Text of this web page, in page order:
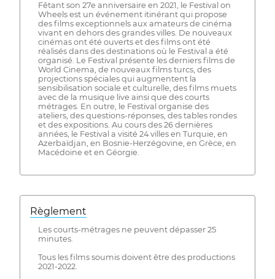
Fêtant son 27e anniversaire en 2021, le Festival on
Wheels est un événement itinérant qui propose
des films exceptionnels aux amateurs de cinéma
vivant en dehors des grandes villes. De nouveaux
cinémas ont été ouverts et des films ont été
réalisés dans des destinations où le Festival a été
organisé. Le Festival présente les derniers films de
World Cinema, de nouveaux films turcs, des
projections spéciales qui augmentent la
sensibilisation sociale et culturelle, des films muets
avec de la musique live ainsi que des courts
métrages. En outre, le Festival organise des
ateliers, des questions-réponses, des tables rondes
et des expositions. Au cours des 26 dernières
années, le Festival a visité 24 villes en Turquie, en
Azerbaïdjan, en Bosnie-Herzégovine, en Grèce, en
Macédoine et en Géorgie.
Règlement
Les courts-métrages ne peuvent dépasser 25
minutes.
Tous les films soumis doivent être des productions
2021-2022.